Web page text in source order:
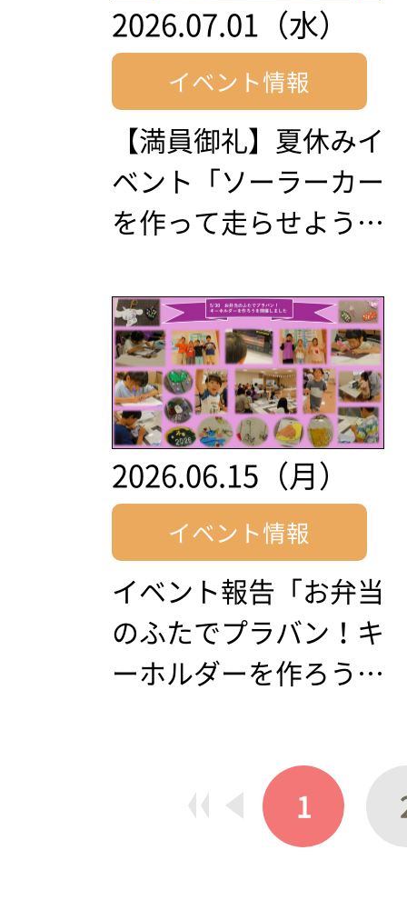
2026.07.01（水）
イベント情報
【満員御礼】夏休みイ
ベント「ソーラーカー
を作って走らせよう…
2026.06.15（月）
イベント情報
イベント報告「お弁当
のふたでプラバン！キ
ーホルダーを作ろう…
1